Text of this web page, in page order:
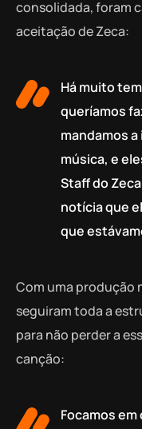
consolidada, foram
aceitação de Zeca:
Há muito
queríamos
mandamos
música, e
Staff do
notícia que
que
Com uma produção
seguiram toda a
para não perder a
canção:
Focamos